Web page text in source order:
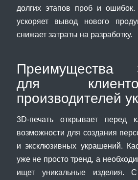
долгих этапов проб и ошибок.
ускоряет вывод нового
снижает затраты на разработку.
Преимущества
для
производителей
3D-печать открывает перед
возможности для создания
и эксклюзивных украшений.
уже не просто тренд, а
ищет уникальные изделия.